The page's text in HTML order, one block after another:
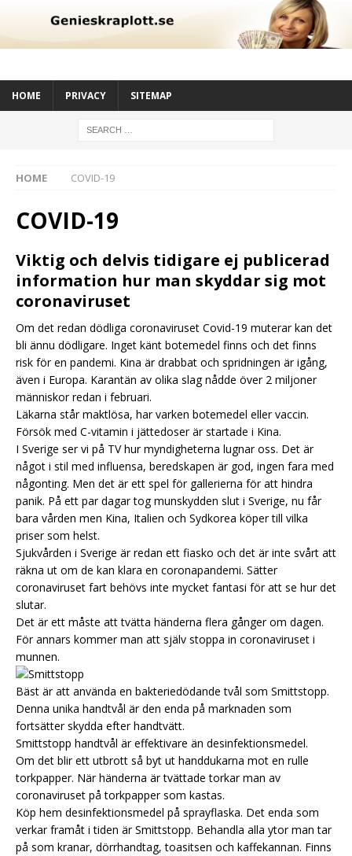
HOME PRIVACY SITEMAP
HOME COVID-19
COVID-19
Viktig och delvis tidigare ej publicerad
information hur man skyddar sig mot
coronaviruset
Om det redan dödliga coronaviruset Covid-19 muterar kan det
bli ännu dödligare. Inget känt botemedel finns och det finns
risk för en pandemi. Kina är drabbat och spridningen är igång,
även i Europa. Karantän av olika slag nådde över 2 miljoner
människor redan i februari.
Läkarna står maktlösa, har varken botemedel eller vaccin.
Försök med C-vitamin i jättedoser är startade i Kina.
I Sverige ser vi på TV hur myndigheterna lugnar oss. Det är
något i stil med influensa, beredskapen är god, ingen fara med
någonting. Men det är ett spel för gallerierna för att hindra
panik. På ett par dagar tog munskydden slut i Sverige, nu får
bara vården men Kina, Italien och Sydkorea köper till vilka
priser som helst.
Sjukvården i Sverige är redan ett fiasko och det är inte svårt att
räkna ut om de kan klara en coronapandemi. Sätter
coronaviruset fart behövs inte mycket fantasi för att se hur det
slutar.
Det är ett måste att tvätta händerna flera gånger om dagen.
För annars kommer man att själv stoppa in coronaviruset i
munnen.
Bäst är att använda en bakteriedödande tvål som Smittstopp.
Denna unika handtvål är den enda på marknaden som
fortsätter skydda efter handtvätt.
Smittstopp handtvål är effektivare än desinfektionsmedel.
Om det blir ett utbrott så byt ut handdukarna mot en rulle
torkpapper. När händerna är tvättade torkar man av
coronaviruset på torkpapper som kastas.
Köp hem desinfektionsmedel på sprayflaska. Det enda som
verkar framåt i tiden är Smittstopp. Behandla alla ytor man tar
på som kranar, dörrhandtag, toasitsen och kaffekannan. Finns